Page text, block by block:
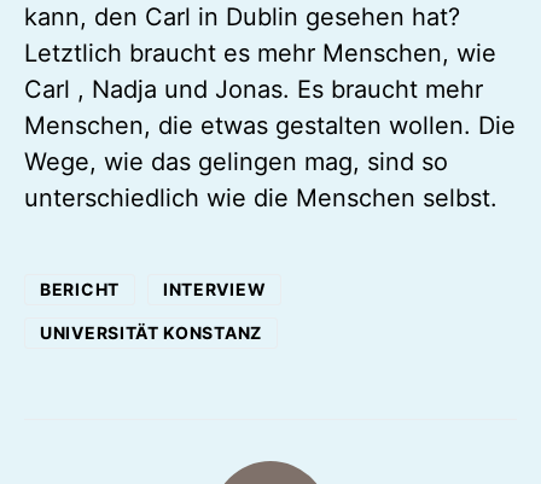
kann, den Carl in Dublin gesehen hat?
Letztlich braucht es mehr Menschen, wie
Carl , Nadja und Jonas. Es braucht mehr
Menschen, die etwas gestalten wollen. Die
Wege, wie das gelingen mag, sind so
unterschiedlich wie die Menschen selbst.
BERICHT INTERVIEW
UNIVERSITÄT KONSTANZ